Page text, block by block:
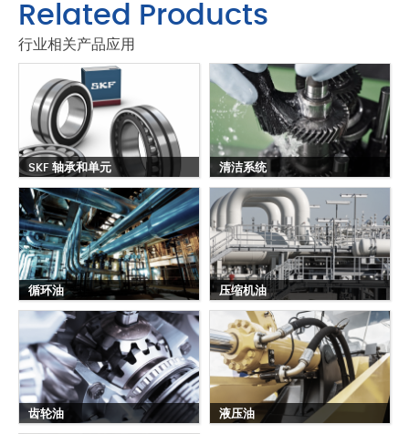
Related Products
行业相关产品应用
SKF 轴承和单元 清洁系统
循环油 压缩机油
齿轮油 液压油